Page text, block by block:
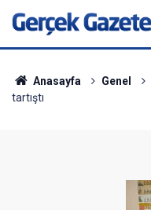
Anasayfa Genel
tartıştı